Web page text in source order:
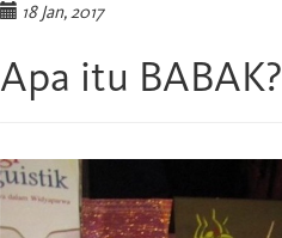
18 Jan, 2017
Apa itu BABAK?